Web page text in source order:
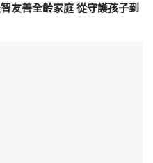
友善全齡家庭 從守護孩子到